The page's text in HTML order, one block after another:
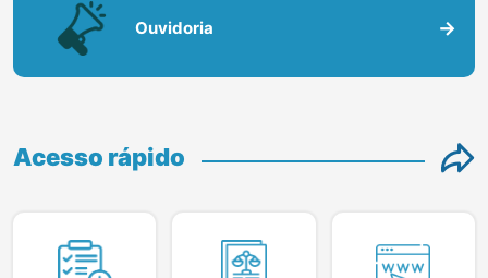
Compras e Serviços